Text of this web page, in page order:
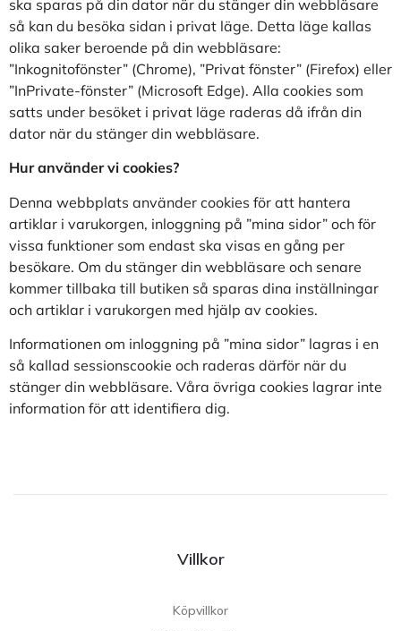
ska sparas på din dator när du stänger din webbläsare
så kan du besöka sidan i privat läge. Detta läge kallas
olika saker beroende på din webbläsare:
”Inkognitofönster” (Chrome), ”Privat fönster” (Firefox) eller
”InPrivate-fönster” (Microsoft Edge). Alla cookies som
satts under besöket i privat läge raderas då ifrån din
dator när du stänger din webbläsare.
Hur använder vi cookies?
Denna webbplats använder cookies för att hantera
artiklar i varukorgen, inloggning på ”mina sidor” och för
vissa funktioner som endast ska visas en gång per
besökare. Om du stänger din webbläsare och senare
kommer tillbaka till butiken så sparas dina inställningar
och artiklar i varukorgen med hjälp av cookies.
Informationen om inloggning på ”mina sidor” lagras i en
så kallad sessionscookie och raderas därför när du
stänger din webbläsare. Våra övriga cookies lagrar inte
information för att identifiera dig.
Villkor
Köpvillkor